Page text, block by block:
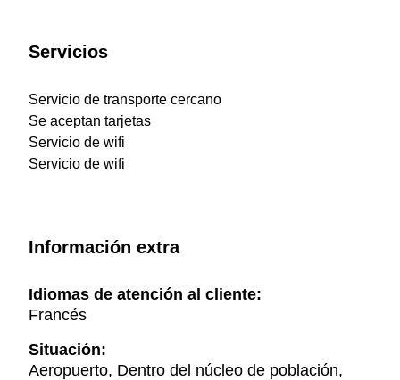
Servicios
Servicio de transporte cercano
Se aceptan tarjetas
Servicio de wifi
Servicio de wifi
Información extra
Idiomas de atención al cliente:
Francés
Situación:
Aeropuerto, Dentro del núcleo de población,